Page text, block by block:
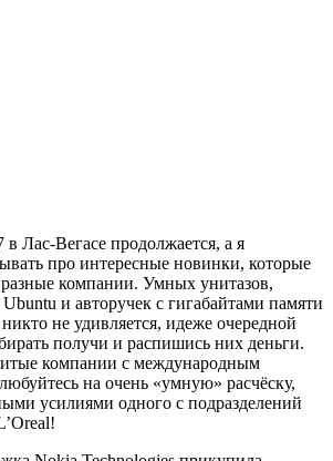
Лас-Вегасе продолжается, а я
про интересные новинки, которые
компании. Умных унитазов,
и авторучек с гигабайтами памяти
не удивляется, идеже очередной
получи и распишись них деньги.
компании с международным
на очень «умную» расчёску,
усилиями одного с подразделений